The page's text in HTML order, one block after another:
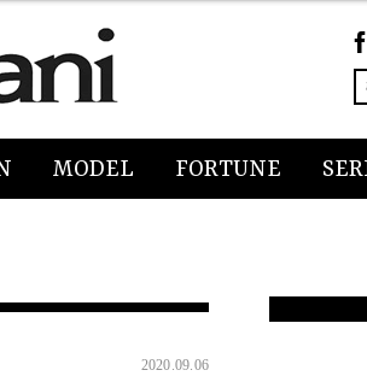
MODEL FORTUNE
2020.09.06